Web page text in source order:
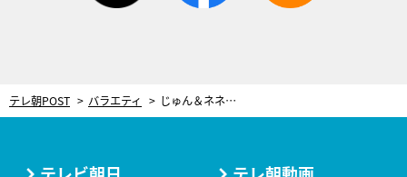
テレ朝POST バラエティ じゅん＆ネネ、デビューから55年。離れて暮らす現在も変わらない2人の仲